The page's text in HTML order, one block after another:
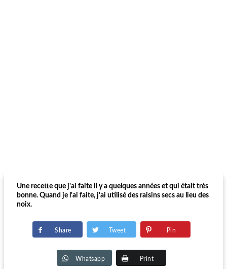
Une recette que j'ai faite il y a quelques années et qui était très
bonne. Quand je l'ai faite, j'ai utilisé des raisins secs au lieu des
noix.
Share Tweet Pin
Whatsapp Print